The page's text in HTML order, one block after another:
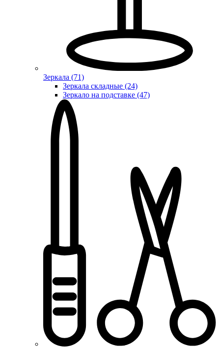
Зеркала (71)
Зеркала складные (24)
Зеркало на подставке (47)